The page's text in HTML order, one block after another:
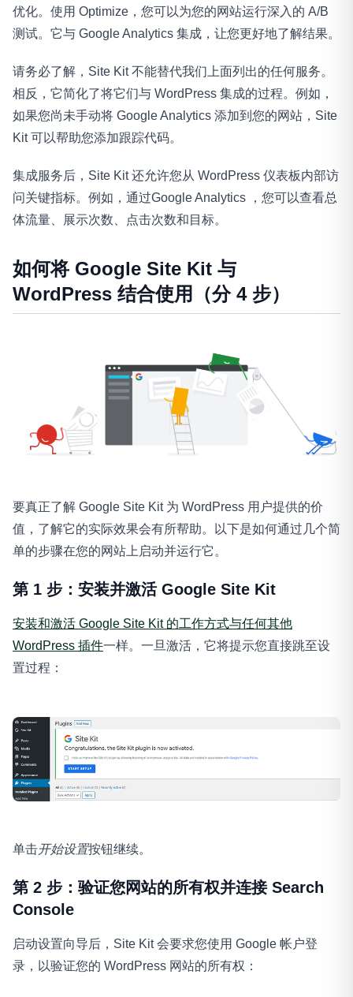
优化。使用 Optimize，您可以为您的网站运行深入的 A/B
测试。它与 Google Analytics 集成，让您更好地了解结果。
请务必了解，Site Kit 不能替代我们上面列出的任何服务。
相反，它简化了将它们与 WordPress 集成的过程。例如，
如果您尚未手动将 Google Analytics 添加到您的网站，Site
Kit 可以帮助您添加跟踪代码。
集成服务后，Site Kit 还允许您从 WordPress 仪表板内部访
问关键指标。例如，通过Google Analytics ，您可以查看总
体流量、展示次数、点击次数和目标。
如何将 Google Site Kit 与
WordPress 结合使用（分 4 步）
要真正了解 Google Site Kit 为 WordPress 用户提供的价
值，了解它的实际效果会有所帮助。以下是如何通过几个简
单的步骤在您的网站上启动并运行它。
第 1 步：安装并激活 Google Site Kit
安装和激活 Google Site Kit 的工作方式与任何其他
WordPress 插件一样。一旦激活，它将提示您直接跳至设
置过程：
单击开始设置按钮继续。
第 2 步：验证您网站的所有权并连接 Search
Console
启动设置向导后，Site Kit 会要求您使用 Google 帐户登
录，以验证您的 WordPress 网站的所有权：